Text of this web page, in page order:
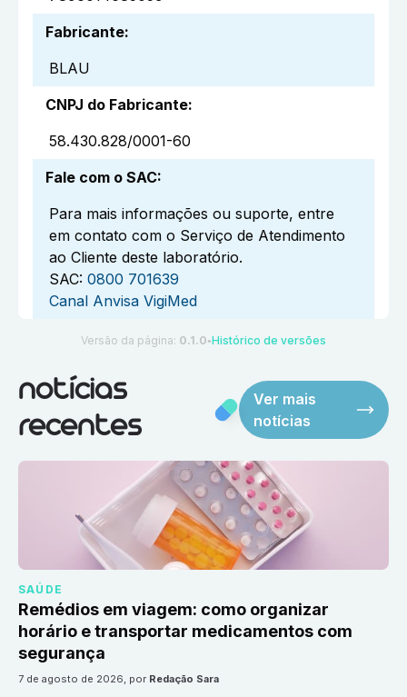
Fabricante:
BLAU
CNPJ do Fabricante:
58.430.828/0001-60
Fale com o SAC:
Para mais informações ou suporte, entre
em contato com o Serviço de Atendimento
ao Cliente deste laboratório.
SAC: 0800 701639
Canal Anvisa VigiMed
Versão da página: 0.1.0 ●Histórico de versões
notícias
recentes
Ver mais
notícias
SAÚDE
Remédios em viagem: como organizar
horário e transportar medicamentos com
segurança
7 de agosto de 2026, por Redação Sara